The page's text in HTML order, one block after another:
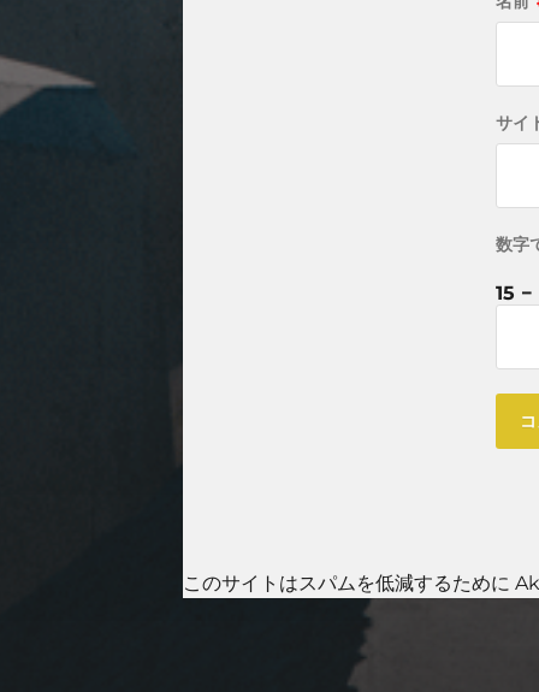
サイ
数字
15
このサイトはスパムを低減するために